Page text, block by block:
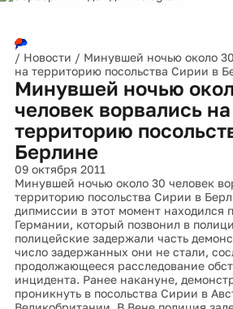
/ Новости / Минувшей ночью около
на территорию посольства Сирии в
Минувшей ночью
человек ворвались на
территорию
Берлине
09 октября 2011
Минувшей ночью около 30 человек
территорию посольства Сирии в
дипмиссии в этот момент находился
Германии, который позвонил в
полицейские задержали часть
число задержанных они не стали,
продолжающееся расследование
инцидента. Ранее накануне,
проникнуть в посольства Сирии в